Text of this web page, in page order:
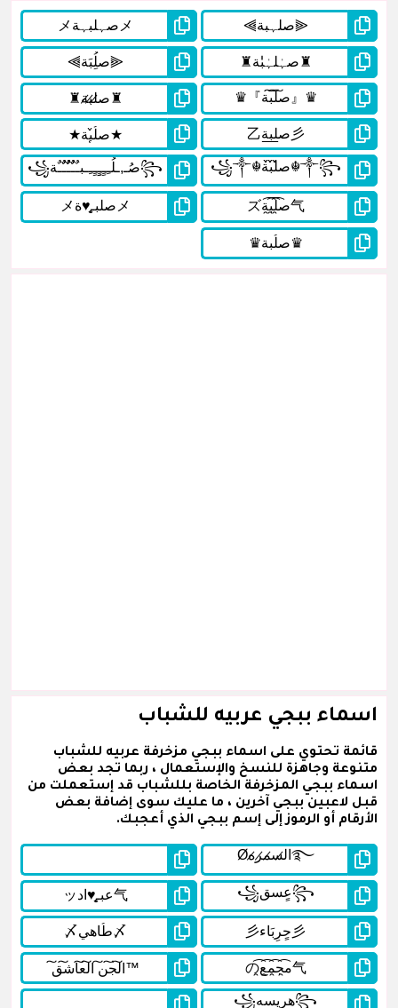
اسماء ببجي عربيه للشباب
قائمة تحتوي على اسماء ببجي مزخرفة عربيه للشباب
متنوعة وجاهزة للنسخ والإستعمال ، ربما تجد بعض
اسماء ببجي المزخرفة الخاصة بللشباب قد إستعملت من
قبل لاعبين ببجي آخرين ، ما عليك سوى إضافة بعض
الأرقام أو الرموز إلى إسم ببجي الذي أعجبك.